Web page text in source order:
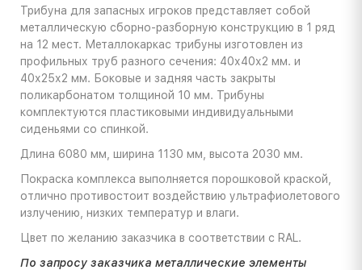
Трибуна для запасных игроков представляет собой
металлическую сборно-разборную конструкцию в 1 ряд
на 12 мест. Металлокаркас трибуны изготовлен из
профильных труб разного сечения: 40х40х2 мм. и
40х25х2 мм. Боковые и задняя часть закрыты
поликарбонатом толщиной 10 мм. Трибуны
комплектуются пластиковыми индивидуальными
сиденьями со спинкой.
Длина 6080 мм, ширина 1130 мм, высота 2030 мм.
Покраска комплекса выполняется порошковой краской,
отлично противостоит воздействию ультрафиолетового
излучению, низких температур и влаги.
Цвет по желанию заказчика в соответствии с RAL.
По запросу заказчика металлические элементы